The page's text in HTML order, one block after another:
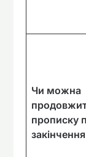
Чи можна
прописку